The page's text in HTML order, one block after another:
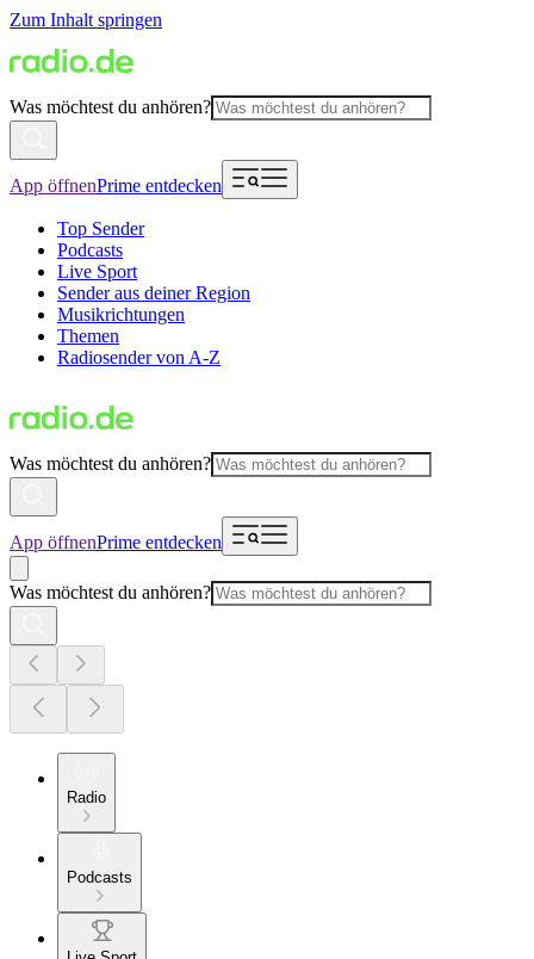
Zum Inhalt springen
Was möchtest du anhören?
App öffnenPrime entdecken
Top Sender
Podcasts
Live Sport
Sender aus deiner Region
Musikrichtungen
Themen
Radiosender von A-Z
Was möchtest du anhören?
App öffnenPrime entdecken
Was möchtest du anhören?
Radio
Podcasts